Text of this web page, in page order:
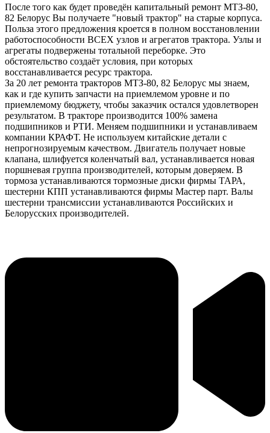
После того как будет проведён капитальный ремонт МТЗ-80,
82 Белорус Вы получаете "новый трактор" на старые корпуса.
Польза этого предложения кроется в полном восстановлении
работоспособности ВСЕХ узлов и агрегатов трактора. Узлы и
агрегаты подвержены тотальной переборке. Это
обстоятельство создаёт условия, при которых
восстанавливается ресурс трактора.
За 20 лет ремонта тракторов МТЗ-80, 82 Белорус мы знаем,
как и где купить запчасти на приемлемом уровне и по
приемлемому бюджету, чтобы заказчик остался удовлетворен
результатом. В тракторе производится 100% замена
подшипников и РТИ. Меняем подшипники и устанавливаем
компании КРАФТ. Не используем китайские детали с
непрогнозируемым качеством. Двигатель получает новые
клапана, шлифуется коленчатый вал, устанавливается новая
поршневая группа производителей, которым доверяем. В
тормоза устанавливаются тормозные диски фирмы ТАРА,
шестерни КПП устанавливаются фирмы Мастер парт. Валы
шестерни трансмиссии устанавливаются Российских и
Белорусских производителей.